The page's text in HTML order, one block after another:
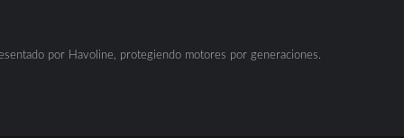
por Havoline, protegiendo motores por generaciones.